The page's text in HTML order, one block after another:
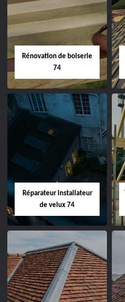
Rénovation de boiserie
74
Réparateur installateur
de velux 74